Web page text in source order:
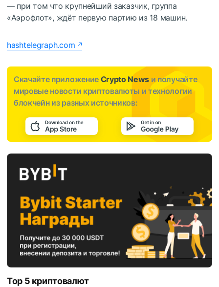
— при том что крупнейший заказчик, группа
«Аэрофлот», ждёт первую партию из 18 машин.
hashtelegraph.com
Скачайте приложение Crypto News и получайте
мировые новости криптовалюты и технологии
блокчейн из разных источников:
Top 5 криптовалют